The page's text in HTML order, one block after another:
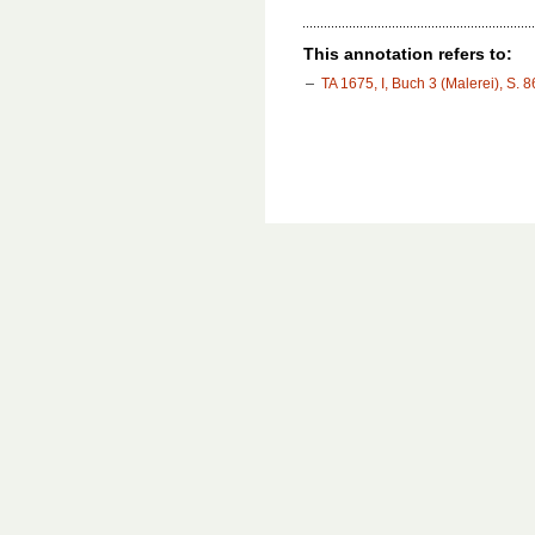
This annotation refers to:
TA 1675, I, Buch 3 (Malerei), S.